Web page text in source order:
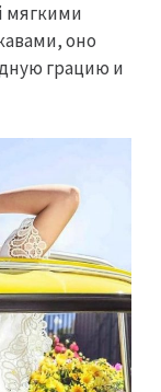
мягкими
оно
грацию и